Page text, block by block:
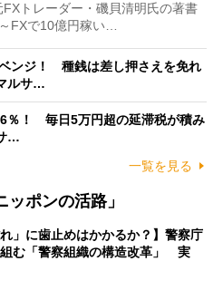
トレーダー・磯貝清明氏の著書
FXで10億円稼い…
ベンジ！ 種銭は差し押さえを免れ
ルサ…
％！ 毎日5万円超の延滞税が積み
…
一覧を見る
ポンの活路」
れ」に歯止めはかかるか？】警察庁
む「警察組織の構造改革」 実